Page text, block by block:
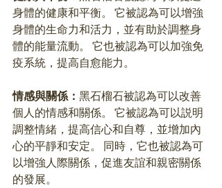
身體的健康和平衡。 它被認為可以增強
身體的生命力和活力，並有助於調整身
體的能量流動。 它也被認為可以加強免
疫系統，提高自愈能力。
情感與關係： 黑石榴石被認為可以改善
個人的情感和關係。 它被認為可以説明
調整情緒，提高信心和自尊，並增加內
心的平靜和安定。 同時，它也被認為可
以增強人際關係，促進友誼和親密關係
的發展。